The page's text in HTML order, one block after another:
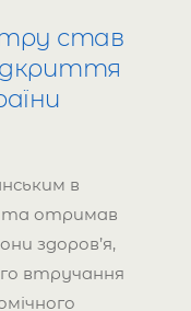
став
в
та отримав
здоров’я,
втручання